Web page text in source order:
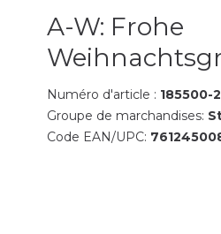
A-W: Frohe
Numéro d'article : 185500-
Groupe de marchandises:
Code EAN/UPC: